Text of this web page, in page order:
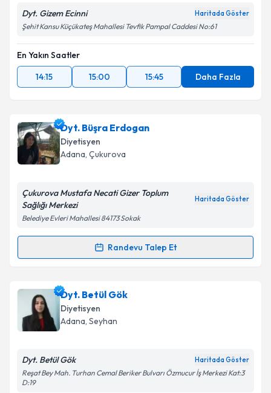
Dyt. Gizem Ecinni Haritada Göster
Şehit Kansu Küçükateş Mahallesi Tevfik Pampal Caddesi No:61
En Yakın Saatler
14:15
15:00 15:45 Daha Fazla
Dyt. Büşra Erdogan
Diyetisyen
Adana, Çukurova
Çukurova Mustafa Necati Gizer Toplum
Sağlığı Merkezi
Haritada Göster
Belediye Evleri Mahallesi 84173 Sokak
Randevu Talep Et
Randevu Takvimi Talebi
Dyt. Büşra Erdoganiçin randevu takvimi talebi
oluşturun. Size bu uzmandan randevu almanız için bir
takvim hazırlandığında e-posta ile bilgilendireceğiz.
Dyt. Betül Gök
Diyetisyen
Adana, Seyhan
Dyt. Betül Gök Haritada Göster
Reşat Bey Mah. Turhan Cemal Beriker Bulvarı Özmucur İş Merkezi Kat:3
D:19